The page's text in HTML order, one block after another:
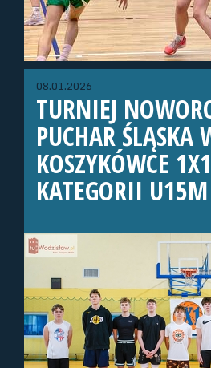
08.01.2026
TURNIEJ
PUCHAR ŚLĄSKA
KOSZYKÓWCE
KATEGORII U15M